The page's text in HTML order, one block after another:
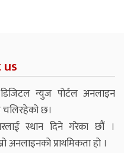
डिजिटल न्युज पोर्टल अनलाइन
छ।
स्थान दिने गरेका छौं ।
अनलाइनको प्राथमिकता हो ।